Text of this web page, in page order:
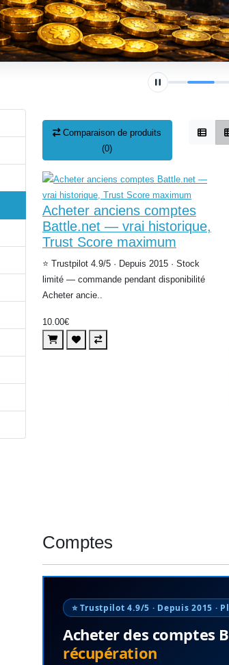
Comparaison de produits
(0)
Acheter anciens comptes
Battle.net — vrai historique,
Trust Score maximum
⭐ Trustpilot 4.9/5 · Depuis 2015 · Stock
limité — commande pendant disponibilité
Acheter ancie..
10.00€
Comptes
⭐ Trustpilot 4.9/5 · Depuis 2015 ·
Acheter des comptes
récupération